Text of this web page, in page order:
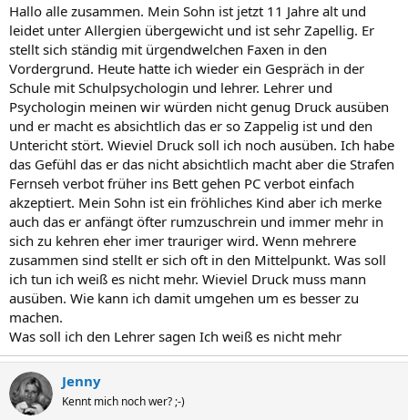
Hallo alle zusammen. Mein Sohn ist jetzt 11 Jahre alt und
leidet unter Allergien übergewicht und ist sehr Zapellig. Er
stellt sich ständig mit ürgendwelchen Faxen in den
Vordergrund. Heute hatte ich wieder ein Gespräch in der
Schule mit Schulpsychologin und lehrer. Lehrer und
Psychologin meinen wir würden nicht genug Druck ausüben
und er macht es absichtlich das er so Zappelig ist und den
Untericht stört. Wieviel Druck soll ich noch ausüben. Ich habe
das Gefühl das er das nicht absichtlich macht aber die Strafen
Fernseh verbot früher ins Bett gehen PC verbot einfach
akzeptiert. Mein Sohn ist ein fröhliches Kind aber ich merke
auch das er anfängt öfter rumzuschrein und immer mehr in
sich zu kehren eher imer trauriger wird. Wenn mehrere
zusammen sind stellt er sich oft in den Mittelpunkt. Was soll
ich tun ich weiß es nicht mehr. Wieviel Druck muss mann
ausüben. Wie kann ich damit umgehen um es besser zu
machen.
Was soll ich den Lehrer sagen Ich weiß es nicht mehr
Jenny
Kennt mich noch wer? ;-)